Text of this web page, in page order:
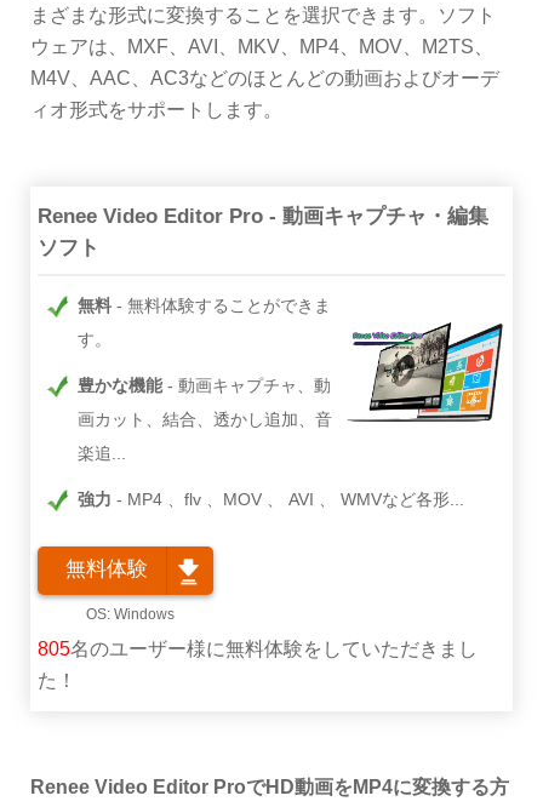
まざまな形式に変換することを選択できます。ソフト
ウェアは、MXF、AVI、MKV、MP4、MOV、M2TS、
M4V、AAC、AC3などのほとんどの動画およびオーデ
ィオ形式をサポートします。
Renee Video Editor Pro - 動画キャプチャ・編集
ソフト
無料
無料体験することができま
す。
豊かな機能
動画キャプチャ、動
画カット、結合、透かし追加、音
楽追...
強力 MP4 、flv 、MOV 、 AVI 、 WMVなど各形...
無料体験
805名のユーザー様に無料体験をしていただきまし
た！
Renee Video Editor ProでHD動画をMP4に変換する方